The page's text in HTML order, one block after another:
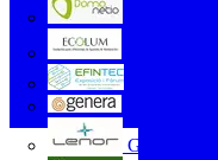
Grupo Lenor